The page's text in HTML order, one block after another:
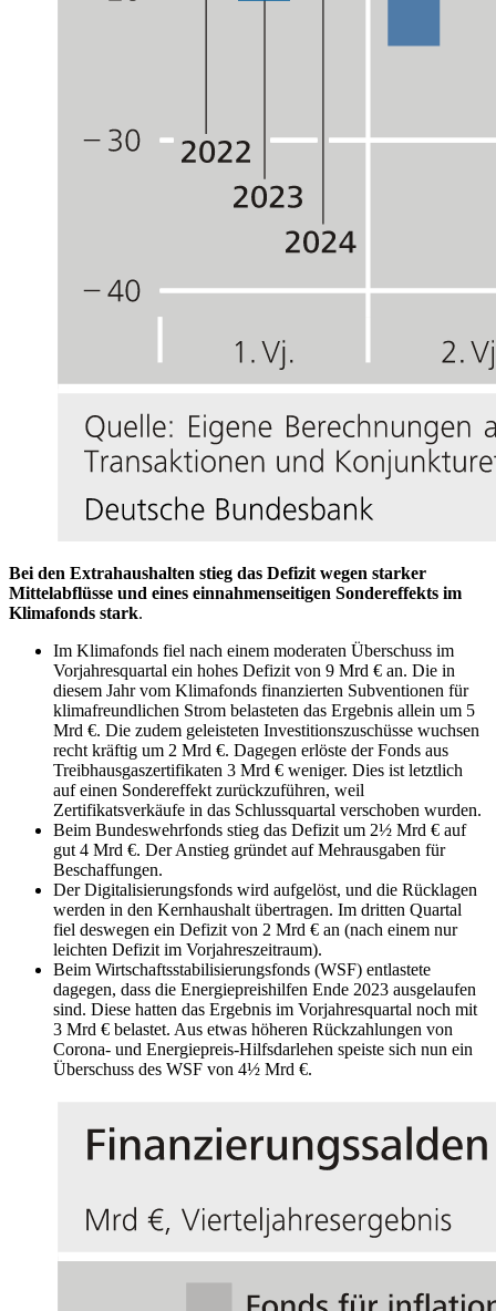
Bei den Extrahaushalten stieg das Defizit wegen starker
Mittelabflüsse und eines einnahmenseitigen Sondereffekts im
Klimafonds stark.
Im Klimafonds fiel nach einem moderaten Überschuss im
Vorjahresquartal ein hohes Defizit von 9 Mrd € an. Die in
diesem Jahr vom Klimafonds finanzierten Subventionen für
klimafreundlichen Strom belasteten das Ergebnis allein um 5
Mrd €. Die zudem geleisteten Investitionszuschüsse wuchsen
recht kräftig um 2 Mrd €. Dagegen erlöste der Fonds aus
Treibhausgaszertifikaten 3 Mrd € weniger. Dies ist letztlich
auf einen Sondereffekt zurückzuführen, weil
Zertifikatsverkäufe in das Schlussquartal verschoben wurden.
Beim Bundeswehrfonds stieg das Defizit um 2½ Mrd € auf
gut 4 Mrd €. Der Anstieg gründet auf Mehrausgaben für
Beschaffungen.
Der Digitalisierungsfonds wird aufgelöst, und die Rücklagen
werden in den Kernhaushalt übertragen. Im dritten Quartal
fiel deswegen ein Defizit von 2 Mrd € an (nach einem nur
leichten Defizit im Vorjahreszeitraum).
Beim Wirtschaftsstabilisierungsfonds (WSF) entlastete
dagegen, dass die Energiepreishilfen Ende 2023 ausgelaufen
sind. Diese hatten das Ergebnis im Vorjahresquartal noch mit
3 Mrd € belastet. Aus etwas höheren Rückzahlungen von
Corona- und Energiepreis-Hilfsdarlehen speiste sich nun ein
Überschuss des WSF von 4½ Mrd €.